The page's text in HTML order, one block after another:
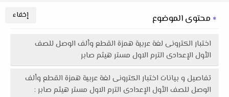
محتوى الموضوع
اختبار الكترونى لغة عربية همزة القطع وألف الوصل للصف
الأول الإعدادى الترم الاول مستر هيثم صابر
تفاصيل و بيانات اختبار الكترونى لغة عربية همزة القطع وألف
الوصل للصف الأول الإعدادى الترم الاول مستر هيثم صابر :